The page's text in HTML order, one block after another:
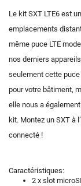
Le kit SXT LTE6 est
emplacements
même puce LTE
nos derniers
seulement cette
pour votre bâtiment,
elle nous a
kit. Montez un SXT à
connecté !
Caractéristiques:
2 x slot